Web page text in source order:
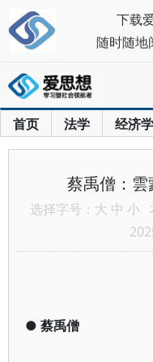
首页 法学 经济学
蔡禹僧：雲
选择字号： 大 中 小
● 蔡禹僧
下载
随时随地